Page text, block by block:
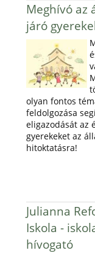
Meghívó az
járó
olyan fontos
feldolgozása
eligazodását az
gyerekeket az
hitoktatásra!
Julianna
Iskola -
hívogató